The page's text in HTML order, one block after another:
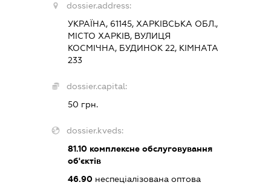
dossier.address:
УКРАЇНА, 61145, ХАРКІВСЬКА ОБЛ.,
МІСТО ХАРКІВ, ВУЛИЦЯ
КОСМІЧНА, БУДИНОК 22, КІМНАТА
233
dossier.capital:
50 грн.
dossier.kveds:
81.10 комплексне обслуговування
об'єктів
46.90 неспеціалізована оптова